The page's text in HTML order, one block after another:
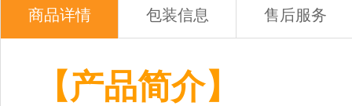
商品详情 包装信息 售后服务
【产品简介】